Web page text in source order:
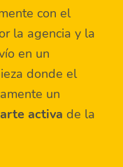
con el
la agencia y la
en un
donde el
un
activa de la